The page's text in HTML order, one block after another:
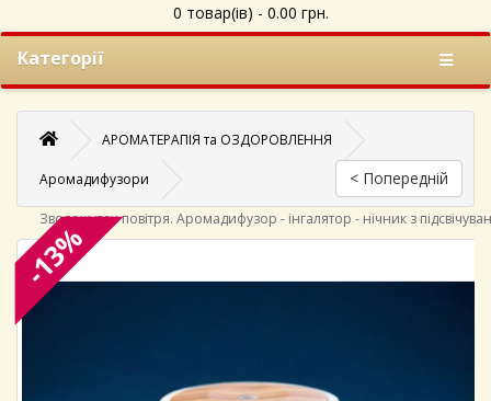
0 товар(ів) - 0.00 грн.
Категорії
АРОМАТЕРАПІЯ та ОЗДОРОВЛЕННЯ
Аромадифузори
Зволожувач повітря. Аромадифузор - інгалятор - нічник з
< Попередній
-13%